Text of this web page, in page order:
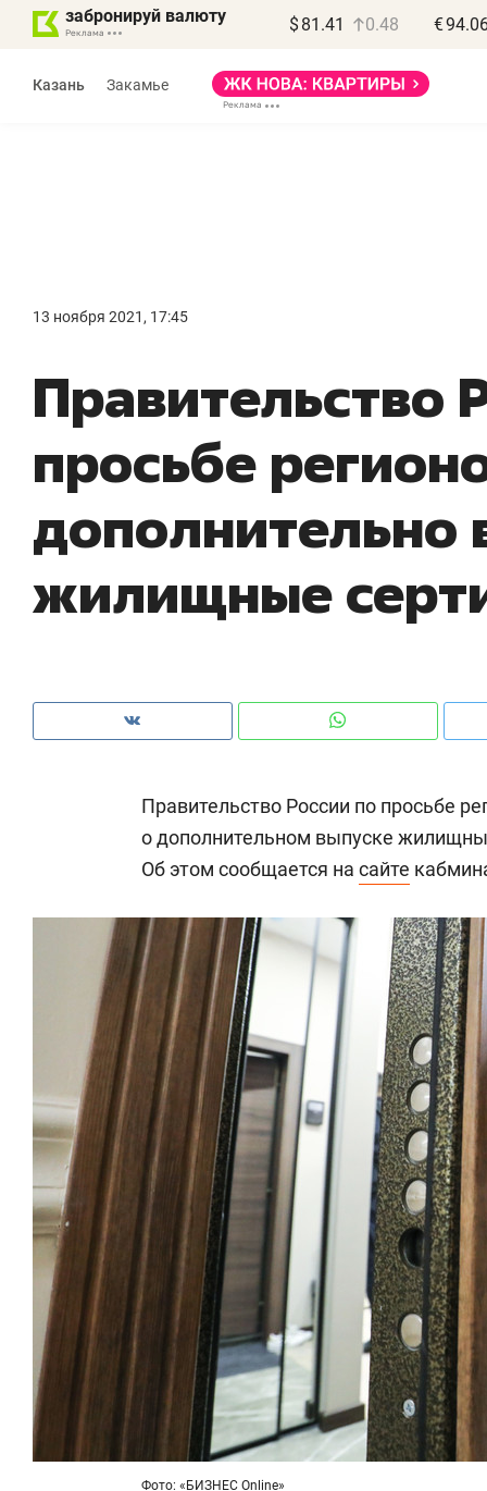
забронируй валюту $ 81.41 0.48 €
Казань Закамье
13 ноября 2021, 17:45
Правительство
просьбе
дополнительно
жилищные
Правительство России по просьбе
о дополнительном выпуске
Об этом сообщается на сайте
Фото: «БИЗНЕС Online»
правил, бизнес может
потерять минимум
полгода»
Как бизнесу выйти на зарубежные
чем интересен Оман?
Как ГК «МИР ГРУПП» и ВТБ
создают оазис жилого
комфорта под Казанью
Рекомендуем
150
ID вместо